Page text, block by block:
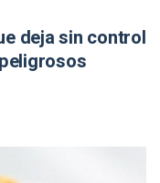
deja sin control